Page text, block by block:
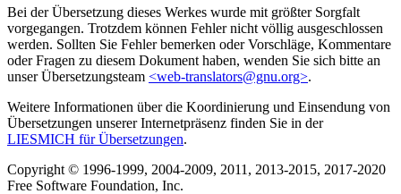
Bei der Übersetzung dieses Werkes wurde mit größter Sorgfalt
vorgegangen. Trotzdem können Fehler nicht völlig ausgeschlossen
werden. Sollten Sie Fehler bemerken oder Vorschläge, Kommentare
oder Fragen zu diesem Dokument haben, wenden Sie sich bitte an
unser Übersetzungsteam <web-translators@gnu.org>.
Weitere Informationen über die Koordinierung und Einsendung von
Übersetzungen unserer Internetpräsenz finden Sie in der
LIESMICH für Übersetzungen.
Copyright © 1996-1999, 2004-2009, 2011, 2013-2015, 2017-2020
Free Software Foundation, Inc.